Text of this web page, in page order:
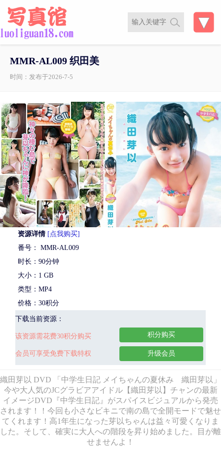
MMR-AL009 织田美
时间：发布于2026-7-5
资源详情 [点我购买]
番号： MMR-AL009
时长：90分钟
大小：1 GB
类型：MP4
价格：30积分
下载当前资源：
该资源需花费30积分购买
会员可享受免费下载特权
积分购买
升级会员
織田芽以 DVD 「中学生日記 メイちゃんの夏休み 織田芽以」
今や大人気のJCグラビアアイドル【織田芽以】チャンの最新
イメージDVD『中学生日記』がスパイスビジュアルから発売
されます！！今回も小さなビキニで南の島で全開モードで魅せ
てくれます！高1年生になった芽以ちゃんは益々可愛くなりま
した。そして、確実に大人への階段を昇り始めました。目が離
せませんよ！